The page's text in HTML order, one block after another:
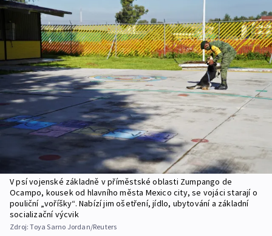
V psí vojenské základně v příměstské oblasti Zumpango de
Ocampo, kousek od hlavního města Mexico city, se vojáci starají o
pouliční „voříšky“. Nabízí jim ošetření, jídlo, ubytování a základní
socializační výcvik
Zdroj:Toya Sarno Jordan/Reuters